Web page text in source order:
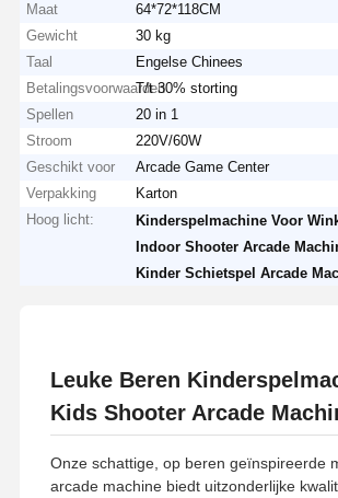
Maat
64*72*118CM
Gewicht
30 kg
Taal
Engelse Chinees
BetalingsvoorwaardenT/t 30% storting
Spellen
20 in 1
Stroom
220V/60W
Geschikt voor
Arcade Game Center
Verpakking
Karton
Hoog licht:
Kinderspelmachine Voor
Indoor Shooter Arcade
Kinder Schietspel Arcade
Leuke Beren
Kids Shooter Arcade
Onze schattige, op beren geïnspireerde
arcade machine biedt uitzonderlijke